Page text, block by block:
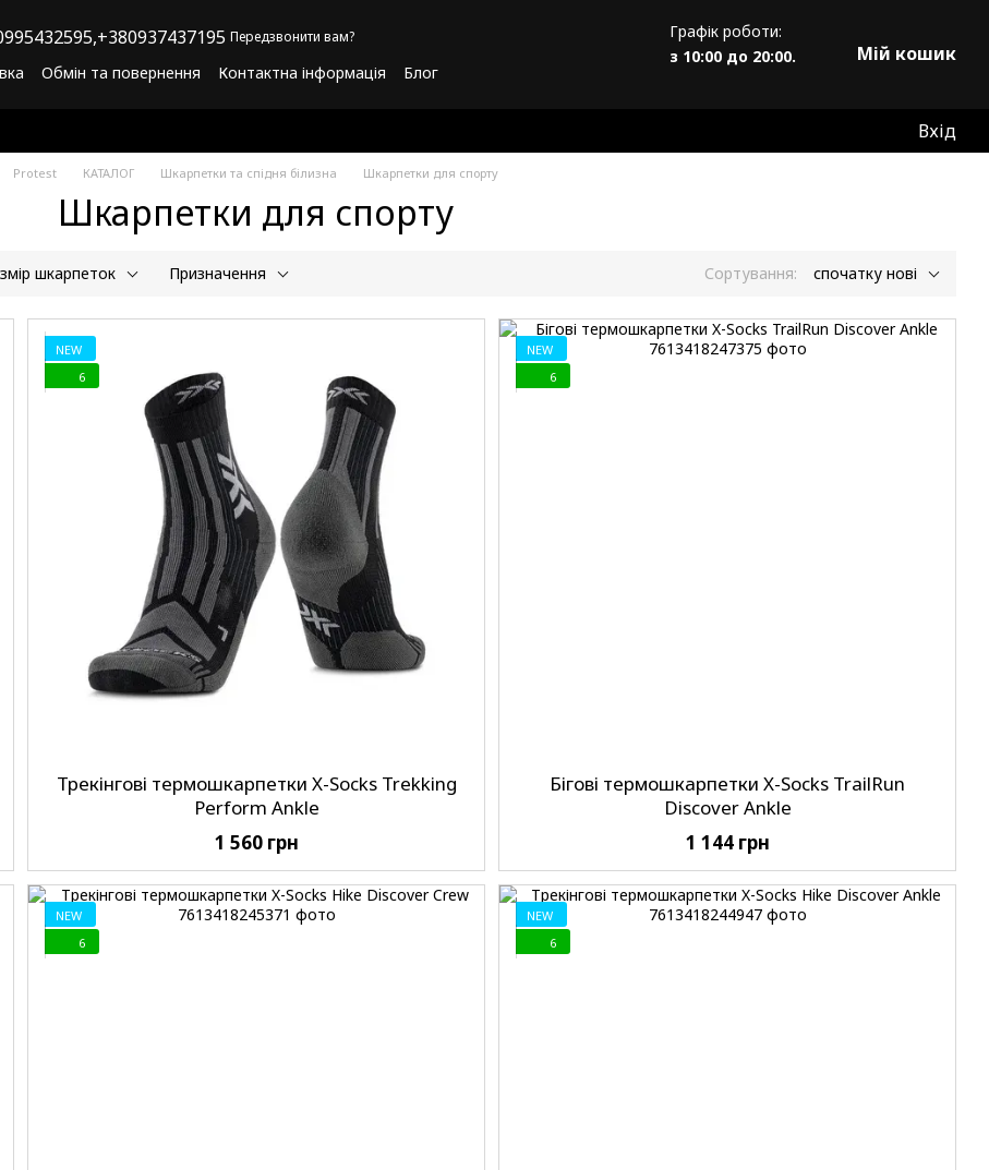
+380937437195 Передзвонити вам?
Обмін та повернення Контактна інформація
Блог
Графік роботи:
з 10:00 до 20:00.
Мій кошик
Вхід
Protest КАТАЛОГ Шкарпетки та спідня білизна Шкарпетки для спорту
Шкарпетки для спорту
шкарпеток Призначення Сортування: спочатку нові
NEW
6
Трекінгові термошкарпетки X-Socks Trekking
Perform Ankle
1 560 грн
NEW
6
Бігові термошкарпетки X-Socks TrailRun
Discover Ankle
1 144 грн
NEW
6
NEW
6